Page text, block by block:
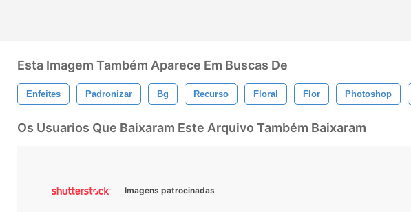
Esta Imagem Também Aparece Em Buscas De
Enfeites Padronizar Bg Recurso Floral Flor Photoshop
Os Usuarios Que Baixaram Este Arquivo Também Baixaram
Imagens patrocinadas